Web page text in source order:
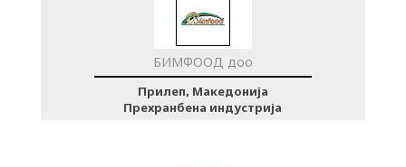
БИМФООД доо
Прилеп, Македонија
Прехранбена индустрија